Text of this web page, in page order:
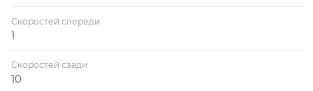
Скоростей спереди
1
Скоростей сзади
10